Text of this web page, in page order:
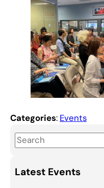
Categories: Events
S
e
a
r
Latest Events